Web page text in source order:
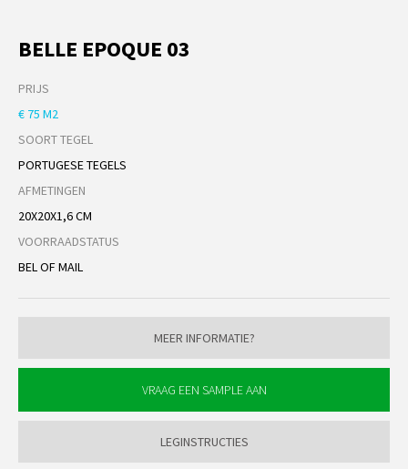
BELLE EPOQUE 03
PRIJS
€ 75 M2
SOORT TEGEL
PORTUGESE TEGELS
AFMETINGEN
20X20X1,6 CM
VOORRAADSTATUS
BEL OF MAIL
MEER INFORMATIE?
LEGINSTRUCTIES